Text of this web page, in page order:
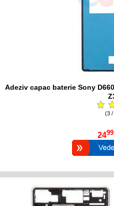
Adeziv capac baterie Sony
(3 /
2499